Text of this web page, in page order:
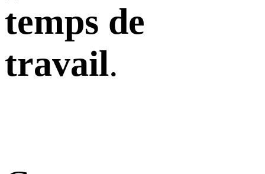
temps de
travail.